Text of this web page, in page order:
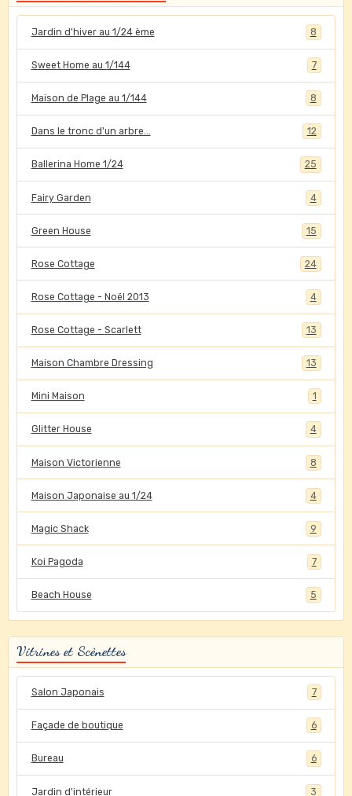
Jardin d'hiver au 1/24 ème 8
Sweet Home au 1/144 7
Maison de Plage au 1/144 8
Dans le tronc d'un arbre... 12
Ballerina Home 1/24 25
Fairy Garden 4
Green House 15
Rose Cottage 24
Rose Cottage - Noël 2013 4
Rose Cottage - Scarlett 13
Maison Chambre Dressing 13
Mini Maison 1
Glitter House 4
Maison Victorienne 8
Maison Japonaise au 1/24 4
Magic Shack 9
Koi Pagoda 7
Beach House 5
Vitrines et Scènettes
Salon Japonais 7
Façade de boutique 6
Bureau 6
Jardin d'intérieur 3